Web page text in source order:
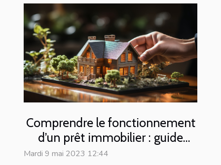
Comprendre le fonctionnement
d’un prêt immobilier : guide
complet
Mardi 9 mai 2023 12:44